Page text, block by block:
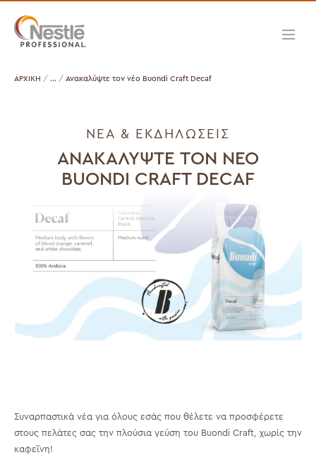
ΑΡΧΙΚΗ Ανακαλύψτε τον νέο Buondi Craft Decaf
ΝΕΑ & ΕΚΔΗΛΩΣΕΙΣ
ΑΝΑΚΑΛΎΨΤΕ ΤΟΝ ΝΈΟ
BUONDI CRAFT DECAF
Συναρπαστικά νέα για όλους εσάς που θέλετε να προσφέρετε
στους πελάτες σας την πλούσια γεύση του Buondi Craft, χωρίς την
καφεΐνη!